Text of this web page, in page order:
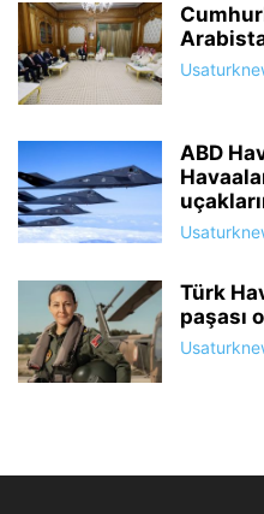
ABD
Türk
paşası